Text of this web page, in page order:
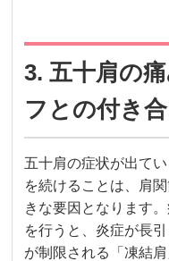
3. 五十肩の
フとの付き
五十肩の症状が出て
を続けることは、肩
きな要因となります
を行うと、炎症が長
が制限される「凍結